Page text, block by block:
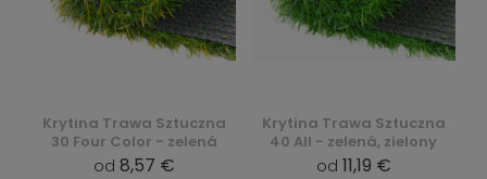
Krytina Trawa Sztuczna
30 Four Color - zelená
od 8,57 €
Krytina Trawa Sztuczna
40 All - zelená, zielony
od 11,19 €